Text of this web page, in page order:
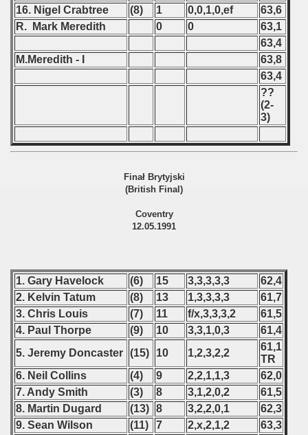
16. Nigel Crabtree
(8) 1 0,0,1,0,ef
63,6
R. Mark Meredith
0 0
63,1
63,4
M.Meredith - I
63,8
63,4
??
(2-
3)
Finał Brytyjski
(British Final)
Coventry
12.05.1991
1. Gary Havelock (6) 15 3,3,3,3,3
62,4
2. Kelvin Tatum
(8) 13 1,3,3,3,3
61,7
3. Chris Louis
(7) 11 f/x,3,3,3,2
61,5
4. Paul Thorpe
(9) 10 3,3,1,0,3
61,4
5. Jeremy Doncaster (15) 10 1,2,3,2,2
61,1
TR
6. Neil Collins
(4) 9 2,2,1,1,3
62,0
7. Andy Smith
(3) 8 3,1,2,0,2
61,5
8. Martin Dugard
(13) 8 3,2,2,0,1
62,3
9. Sean Wilson
(11) 7 2,x,2,1,2
63,3
- 1993
- 1995
- 1997
- 2002
- 2003
- 2004
- 2006
- 2007